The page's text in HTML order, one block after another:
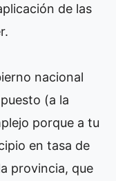
de las
nacional
(a la
porque a tu
en tasa de
provincia, que